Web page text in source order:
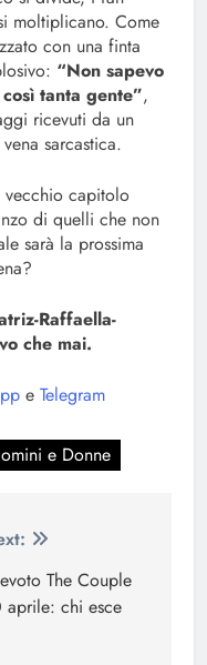
moltiplicano. Come
con una finta
“Non sapevo
tanta gente”,
ricevuti da un
sarcastica.
vecchio capitolo
di quelli che non
sarà la prossima
Raffaella-
che mai.
e Telegram
e Donne
The Couple
aprile: chi esce